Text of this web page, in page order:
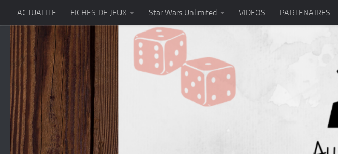
Skip to content
ACTUALITE FICHES DE JEUX Star Wars Unlimited VIDEOS PARTENAIRES